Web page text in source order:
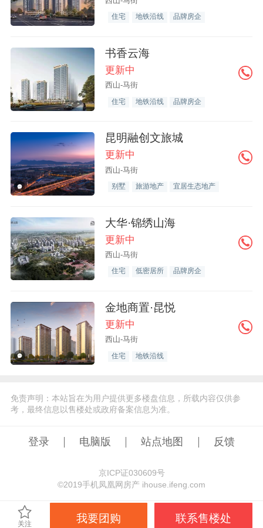
住宅 地铁沿线 品牌房企
书香云海
更新中
西山-马街
住宅 地铁沿线 品牌房企
昆明融创文旅城
更新中
西山-马街
别墅 旅游地产 宜居生态地产
大华·锦绣山海
更新中
西山-马街
住宅 低密居所 品牌房企
金地商置·昆悦
更新中
西山-马街
住宅 地铁沿线
免责声明：本站旨在为用户提供更多楼盘信息，所载内容仅供参
考，最终信息以售楼处或政府备案信息为准。
登录 电脑版 站点地图 反馈
京ICP证030609号
©️2019手机凤凰网房产 ihouse.ifeng.com
关注 我要团购 联系售楼处